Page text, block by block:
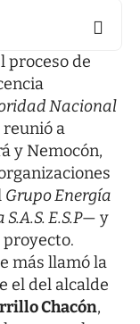
proceso de
Nacional
reunió a
y Nemocón,
Grupo Energía
E.S.P— y
más llamó la
el del alcalde
Chacón,